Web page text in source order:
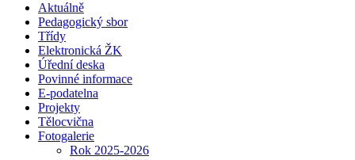
Aktuálně
Pedagogický sbor
Třídy
Elektronická ŽK
Úřední deska
Povinné informace
E-podatelna
Projekty
Tělocvična
Fotogalerie
Rok 2025-2026